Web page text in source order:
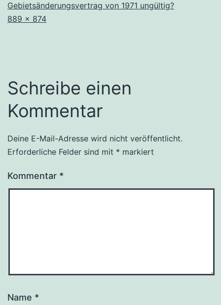
Gebietsänderungsvertrag von 1971 ungültig?
Originalgröße
889 × 874
Schreibe einen
Kommentar
Deine E-Mail-Adresse wird nicht veröffentlicht.
Erforderliche Felder sind mit * markiert
Kommentar *
Name *